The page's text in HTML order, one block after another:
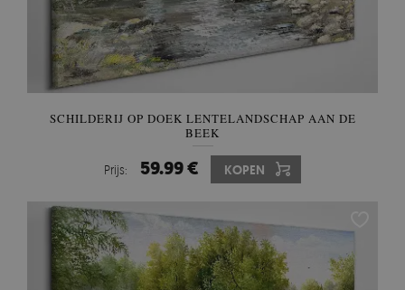
SCHILDERIJ OP DOEK LENTELANDSCHAP AAN DE
BEEK
Prijs: 59.99 € KOPEN